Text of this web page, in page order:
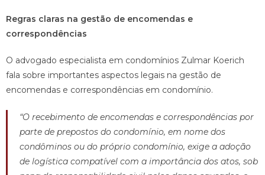
Regras claras na gestão de encomendas e
correspondências
O advogado especialista em condomínios Zulmar Koerich
fala sobre importantes aspectos legais na gestão de
encomendas e correspondências em condomínio.
“O recebimento de encomendas e correspondências por
parte de prepostos do condomínio, em nome dos
condôminos ou do próprio condomínio, exige a adoção
de logística compatível com a importância dos atos, sob